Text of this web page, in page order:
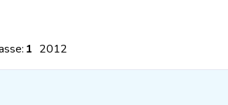
1 2012